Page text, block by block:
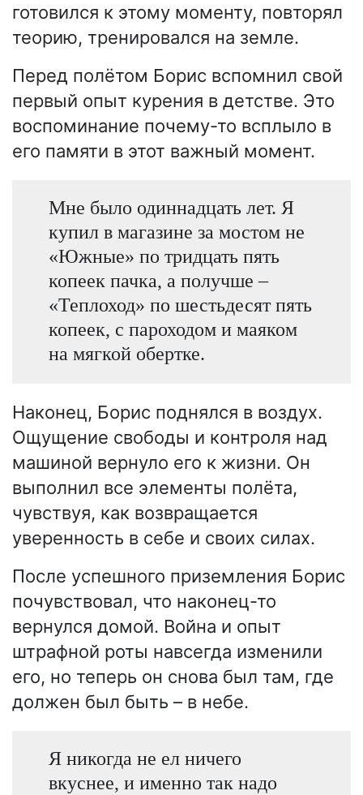
готовился к этому моменту, повторял
теорию, тренировался на земле.
Перед полётом Борис вспомнил свой
первый опыт курения в детстве. Это
воспоминание почему-то всплыло в
его памяти в этот важный момент.
Мне было одиннадцать лет. Я
купил в магазине за мостом не
«Южные» по тридцать пять
копеек пачка, а получше –
«Теплоход» по шестьдесят пять
копеек, с пароходом и маяком
на мягкой обертке.
Наконец, Борис поднялся в воздух.
Ощущение свободы и контроля над
машиной вернуло его к жизни. Он
выполнил все элементы полёта,
чувствуя, как возвращается
уверенность в себе и своих силах.
После успешного приземления Борис
почувствовал, что наконец-то
вернулся домой. Война и опыт
штрафной роты навсегда изменили
его, но теперь он снова был там, где
должен был быть – в небе.
Я никогда не ел ничего
вкуснее, и именно так надо